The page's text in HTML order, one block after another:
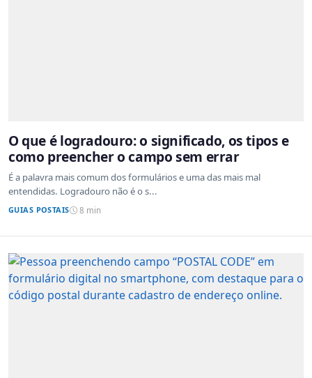
O que é logradouro: o significado, os tipos e
como preencher o campo sem errar
É a palavra mais comum dos formulários e uma das mais mal
entendidas. Logradouro não é o s...
GUIAS POSTAIS 8 min